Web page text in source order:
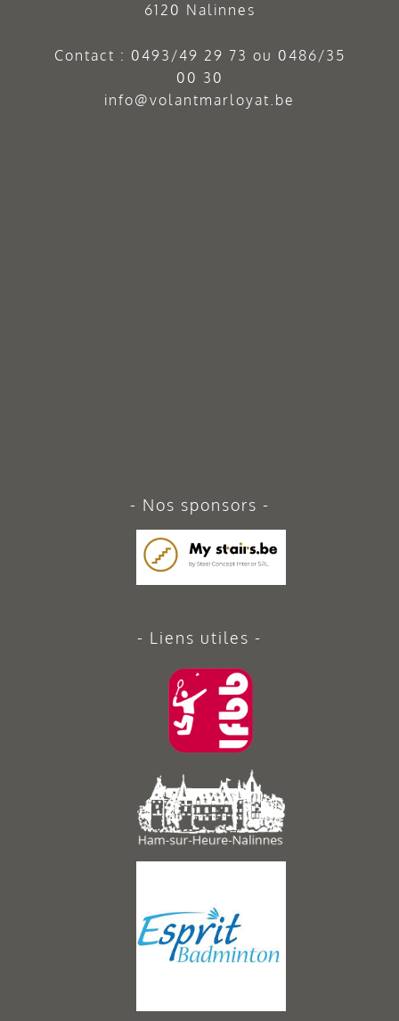
6120 Nalinnes
Contact : 0493/49 29 73 ou 0486/35
00 30
info@volantmarloyat.be
Nos sponsors
Liens utiles